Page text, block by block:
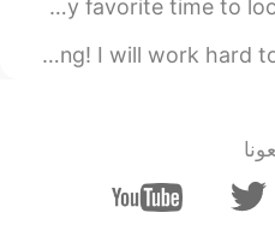
@ⵉⴽⵓⵙⵢⵓⵎ Icosium
泡芙🦉 @Нурия.
@Maxim
@Lana @Andrey @Alex
I keep posting so many pictures like this but
🇺🇸Good morning! The view from this gym is very